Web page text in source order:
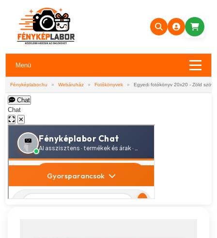
Menü
Fényképlabor.hu » Webáruház » Fotókönyvek » Egyedi fotókönyv 20x20 - Zöld
Chat
Chat
✕